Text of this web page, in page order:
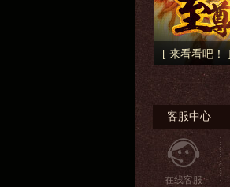
[ 来看看吧！ ]
客服中心
在线客服